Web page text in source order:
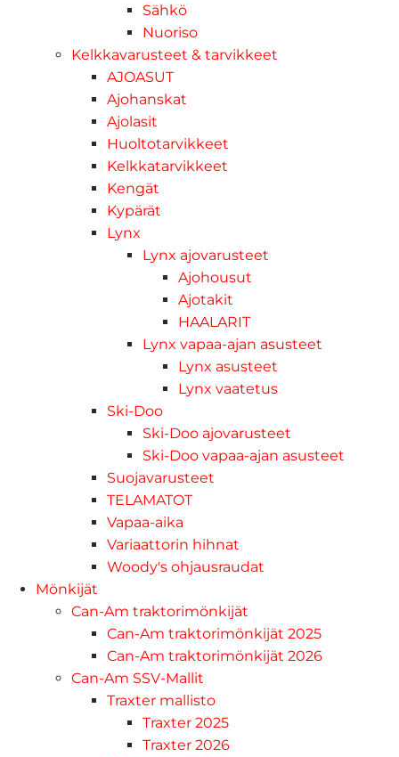
Sähkö
Nuoriso
Kelkkavarusteet & tarvikkeet
AJOASUT
Ajohanskat
Ajolasit
Huoltotarvikkeet
Kelkkatarvikkeet
Kengät
Kypärät
Lynx
Lynx ajovarusteet
Ajohousut
Ajotakit
HAALARIT
Lynx vapaa-ajan asusteet
Lynx asusteet
Lynx vaatetus
Ski-Doo
Ski-Doo ajovarusteet
Ski-Doo vapaa-ajan asusteet
Suojavarusteet
TELAMATOT
Vapaa-aika
Variaattorin hihnat
Woody's ohjausraudat
Mönkijät
Can-Am traktorimönkijät
Can-Am traktorimönkijät 2025
Can-Am traktorimönkijät 2026
Can-Am SSV-Mallit
Traxter mallisto
Traxter 2025
Traxter 2026